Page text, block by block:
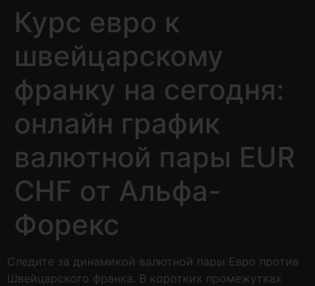
Курс евро к
швейцарскому
франку на сегодня:
онлайн график
валютной пары EUR
CHF от Альфа-
Форекс
Следите за динамикой валютной пары Евро против
Швейцарского франка. В коротких промежутках